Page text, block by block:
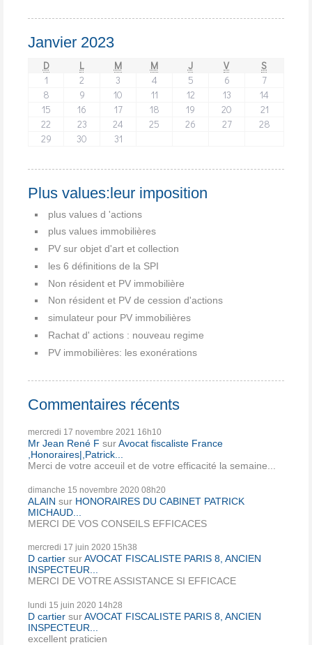
Janvier 2023
D L M M J V
S
1
2 3 4 5 6
7
8
9 10 11 12 13
14
15
16 17 18 19 20
21
22
23 24 25 26 27
28
29
30 31
Plus values:leur imposition
plus values d 'actions
plus values immobilières
PV sur objet d'art et collection
les 6 définitions de la SPI
Non résident et PV immobilière
Non résident et PV de cession d'actions
simulateur pour PV immobilières
Rachat d' actions : nouveau regime
PV immobilières: les exonérations
Commentaires récents
mercredi 17 novembre 2021 16h10
Mr Jean René F surAvocat fiscaliste France
,Honoraires|,Patrick...
Merci de votre acceuil et de votre efficacité la semaine...
dimanche 15 novembre 2020 08h20
ALAIN sur HONORAIRES DU CABINET PATRICK
MICHAUD...
MERCI DE VOS CONSEILS EFFICACES
mercredi 17 juin 2020 15h38
D cartier surAVOCAT FISCALISTE PARIS 8, ANCIEN
INSPECTEUR...
MERCI DE VOTRE ASSISTANCE SI EFFICACE
lundi 15 juin 2020 14h28
D cartier surAVOCAT FISCALISTE PARIS 8, ANCIEN
INSPECTEUR...
excellent praticien